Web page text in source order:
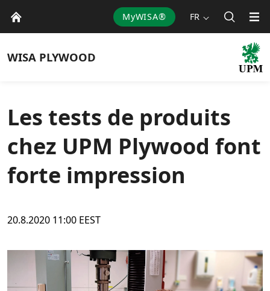
MyWISA® FR
WISA PLYWOOD
Les tests de produits
chez UPM Plywood font
forte impression
20.8.2020 11:00 EEST